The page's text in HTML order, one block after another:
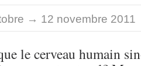
→ 12 novembre 2011
le cerveau humain